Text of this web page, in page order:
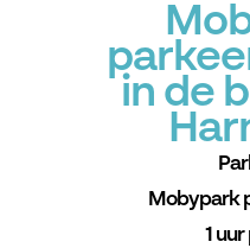
in de
Mobypark
1